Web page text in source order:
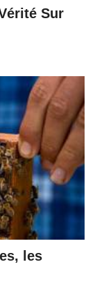
Sur
les